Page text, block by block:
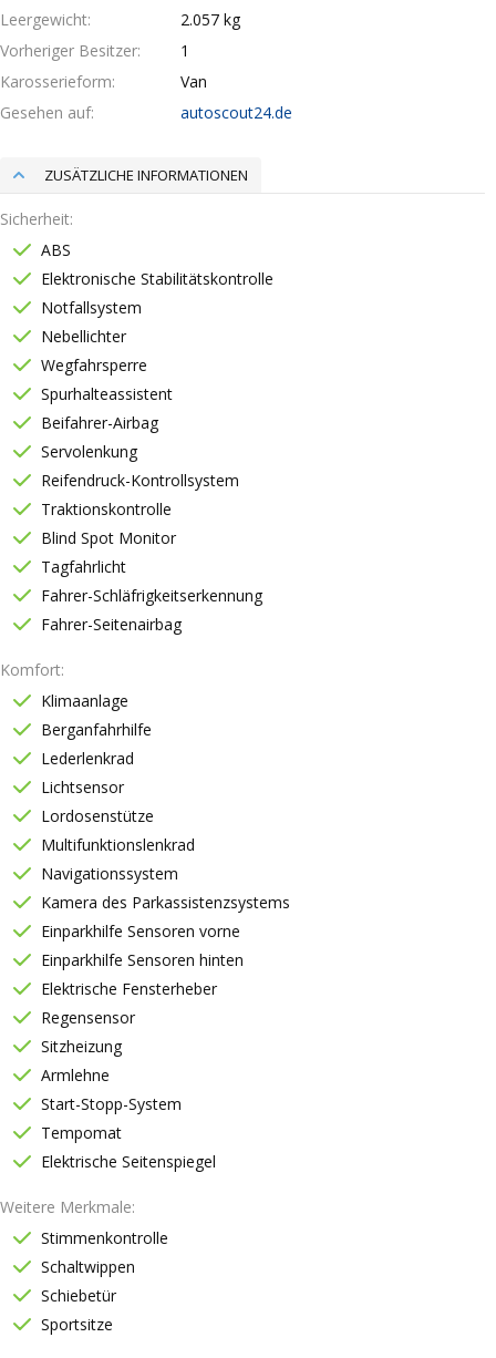
Leergewicht
2.057 kg
Vorheriger Besitzer
1
Karosserieform
Van
Gesehen auf
autoscout24.de
ZUSÄTZLICHE INFORMATIONEN
Sicherheit
ABS
Elektronische Stabilitätskontrolle
Notfallsystem
Nebellichter
Wegfahrsperre
Spurhalteassistent
Beifahrer-Airbag
Servolenkung
Reifendruck-Kontrollsystem
Traktionskontrolle
Blind Spot Monitor
Tagfahrlicht
Fahrer-Schläfrigkeitserkennung
Fahrer-Seitenairbag
Komfort
Klimaanlage
Berganfahrhilfe
Lederlenkrad
Lichtsensor
Lordosenstütze
Multifunktionslenkrad
Navigationssystem
Kamera des Parkassistenzsystems
Einparkhilfe Sensoren vorne
Einparkhilfe Sensoren hinten
Elektrische Fensterheber
Regensensor
Sitzheizung
Armlehne
Start-Stopp-System
Tempomat
Elektrische Seitenspiegel
Weitere Merkmale
Stimmenkontrolle
Schaltwippen
Schiebetür
Sportsitze